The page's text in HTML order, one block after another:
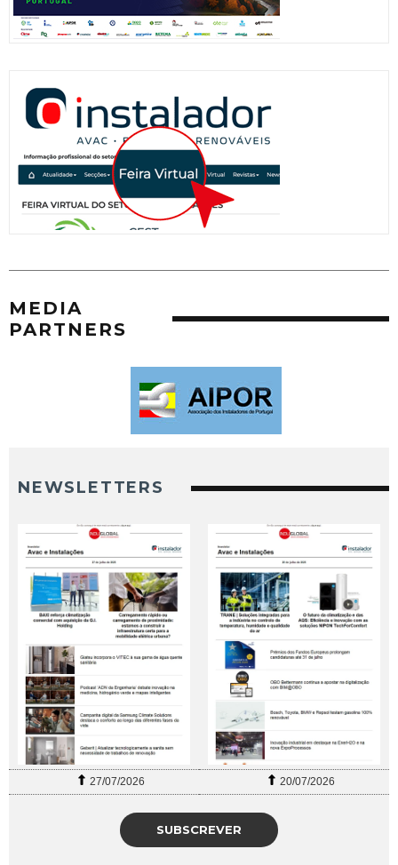
MEDIA
PARTNERS
NEWSLETTERS
27/07/2026 20/07/2026
SUBSCREVER